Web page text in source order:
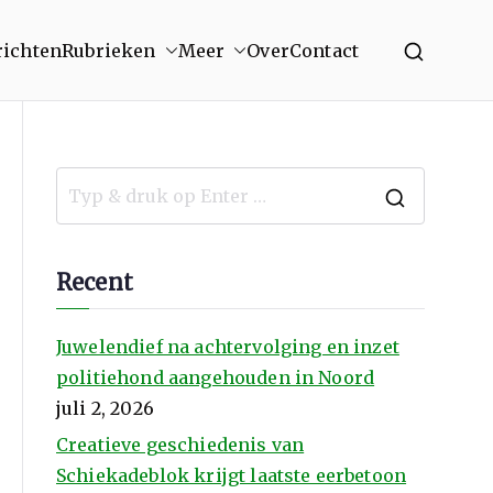
Rubrieken Meer OverContact
Recent
Juwelendief na achtervolging en inzet
politiehond aangehouden in Noord
juli 2, 2026
Creatieve geschiedenis van
Schiekadeblok krijgt laatste eerbetoon